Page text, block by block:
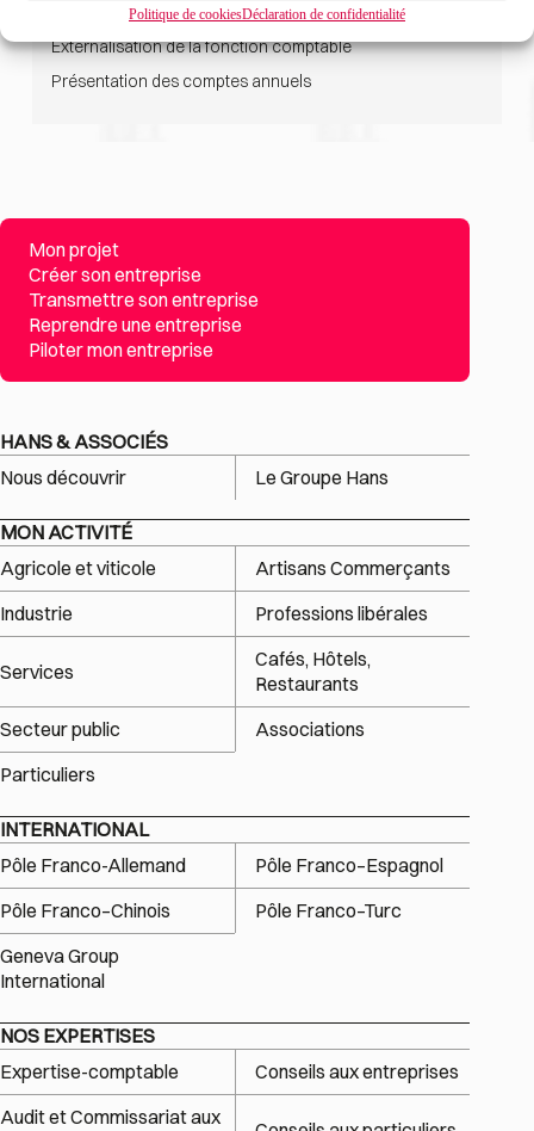
Politique de cookiesDéclaration de confidentialité
Tenue de la comptabilité
Externalisation de la fonction comptable
Présentation des comptes annuels
Mon projet
Créer son entreprise
Transmettre son entreprise
Reprendre une entreprise
Piloter mon entreprise
HANS & ASSOCIÉS
Nous découvrir
Le Groupe Hans
MON ACTIVITÉ
Agricole et viticole
Artisans Commerçants
Industrie
Professions libérales
Services
Cafés, Hôtels,
Restaurants
Secteur public
Associations
Particuliers
INTERNATIONAL
Pôle Franco-Allemand
Pôle Franco–Espagnol
Pôle Franco–Chinois
Pôle Franco–Turc
Geneva Group
International
NOS EXPERTISES
Expertise-comptable
Conseils aux entreprises
Audit et Commissariat aux